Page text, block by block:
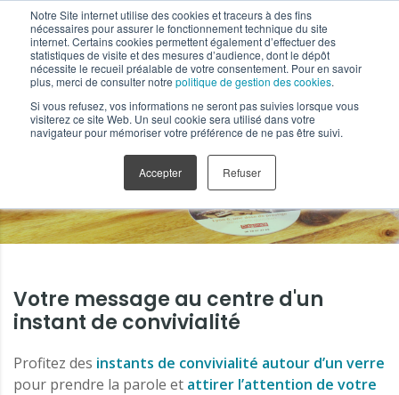
Notre Site internet utilise des cookies et traceurs à des fins
nécessaires pour assurer le fonctionnement technique du site
internet. Certains cookies permettent également d’effectuer des
statistiques de visite et des mesures d’audience, dont le dépôt
nécessite le recueil préalable de votre consentement. Pour en savoir
plus, merci de consulter notre politique de gestion des cookies.
Si vous refusez, vos informations ne seront pas suivies lorsque vous
visiterez ce site Web. Un seul cookie sera utilisé dans votre
navigateur pour mémoriser votre préférence de ne pas être suivi.
Accepter Refuser
Supports Tactiques
Sous-bock
Votre message au centre d'un
instant de convivialité
Profitez des instants de convivialité autour d’un verre
pour prendre la parole et attirer l’attention de votre